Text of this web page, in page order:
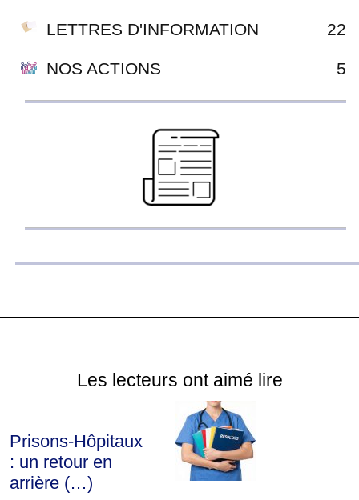
LETTRES D'INFORMATION 22
NOS ACTIONS 5
Les lecteurs ont aimé lire
Prisons-Hôpitaux
: un retour en
arrière (…)